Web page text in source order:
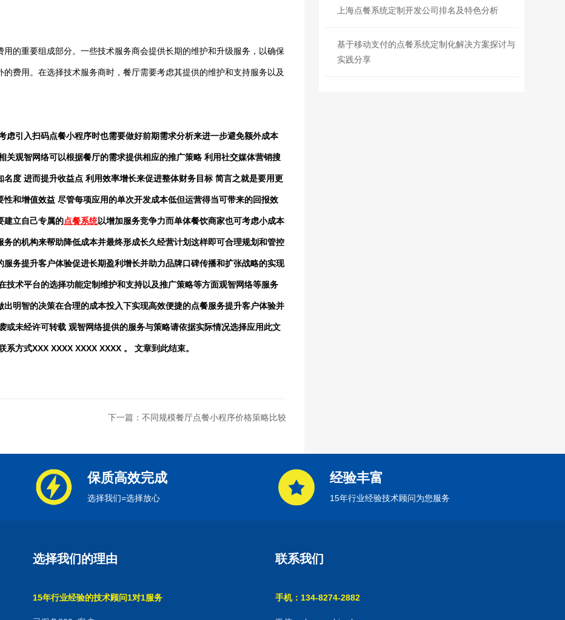
的重要组成部分。一些技术服务商会提供长期的维护和升级服务，以确保
费用。在选择技术服务商时，餐厅需要考虑其提供的维护和支持服务以及
虑引入扫码点餐小程序时也需要做好前期需求分析来进一步避免额外成本
关观智网络可以根据餐厅的需求提供相应的推广策略 利用社交媒体营销搜
度 进而提升收益点 利用效率增长来促进整体财务目标 简言之就是要用更
和增值效益 尽管每项应用的单次开发成本低但运营得当可带来的回报效
建立自己专属的点餐系统以增加服务竞争力而单体餐饮商家也可考虑小成本
的机构来帮助降低成本并最终形成长久经营计划这样即可合理规划和管控
务提升客户体验促进长期盈利增长并助力品牌口碑传播和扩张战略的实现
技术平台的选择功能定制维护和支持以及推广策略等方面观智网络等服务
明智的决策在合理的成本投入下实现高效便捷的点餐服务提升客户体验并
或未经许可转载 观智网络提供的服务与策略请依据实际情况选择应用此文
方式XXX XXXX XXXX XXXX 。 文章到此结束。
下一篇：不同规模餐厅点餐小程序价格策略比较
上海点餐系统定制开发公司排名及特色分析
基于移动支付的点餐系统定制化解决方案探讨与
实践分享
保质高效完成
选择我们=选择放心
经验丰富
15年行业经验技术顾问为您服务
选择我们的理由
15年行业经验的技术顾问1对1服务
联系我们
手机：134-8274-2882